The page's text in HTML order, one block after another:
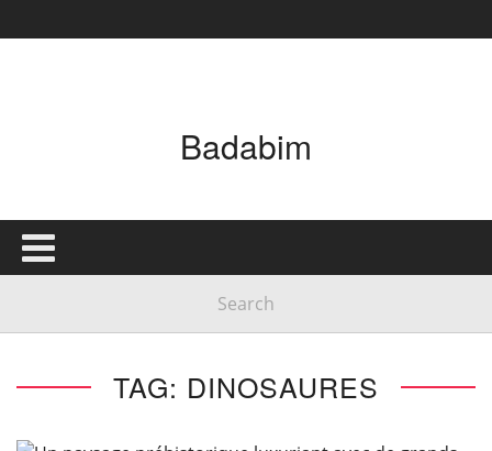
Badabim
TAG: DINOSAURES